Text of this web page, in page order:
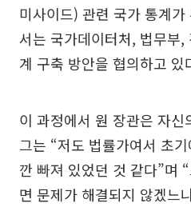
미사이드) 관련 국가 통계
서는 국가데이터처, 법무부
계 구축 방안을 협의하고 있
이 과정에서 원 장관은 자
그는 “저도 법률가여서 초
깐 빠져 있었던 것 같다”며
면 문제가 해결되지 않겠느